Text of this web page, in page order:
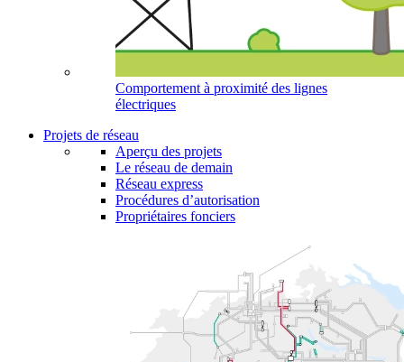
Comportement à proximité des lignes
électriques
Projets de réseau
Aperçu des projets
Le réseau de demain
Réseau express
Procédures d’autorisation
Propriétaires fonciers